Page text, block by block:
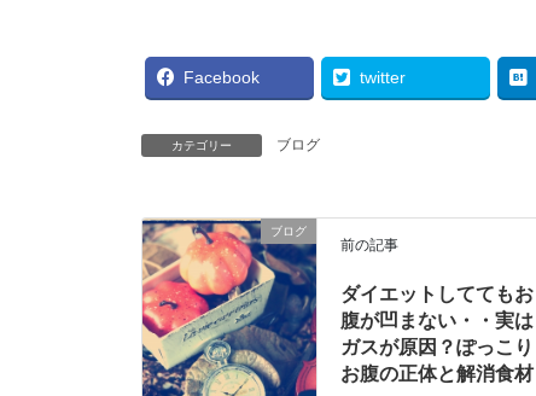
Facebook twitter
カテゴリー ブログ
ブログ
前の記事
ダイエットしててもお
腹が凹まない・・実は
ガスが原因？ぽっこり
お腹の正体と解消食材